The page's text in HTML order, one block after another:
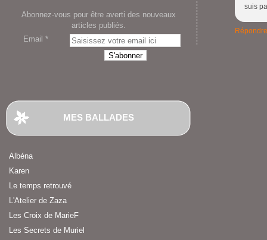
Abonnez-vous pour être averti des nouveaux
articles publiés.
Email
MES BALLADES
Albéna
Karen
Le temps retrouvé
L'Atelier de Zaza
Les Croix de MarieF
Les Secrets de Muriel
suis
Répondre